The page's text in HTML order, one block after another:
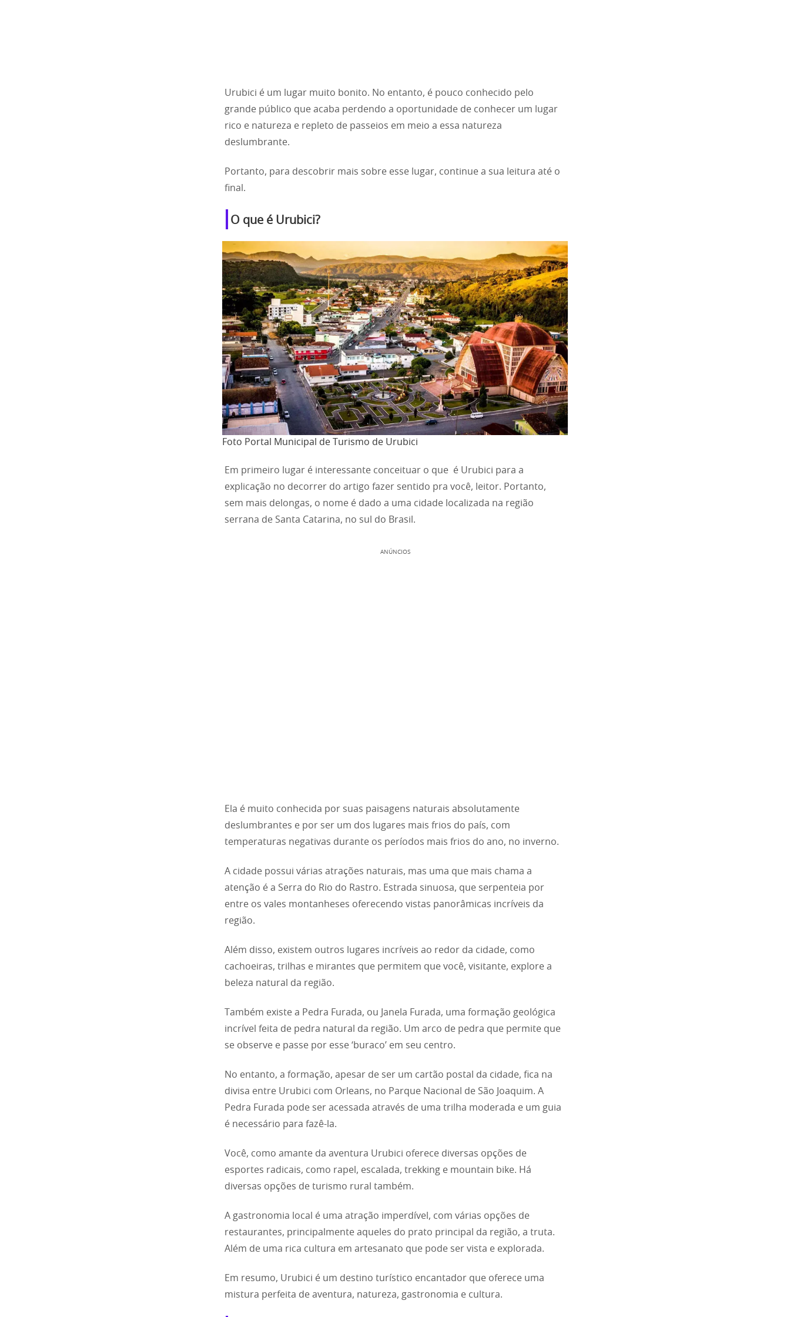
Urubici é um lugar muito bonito. No entanto, é pouco conhecido pelo
grande público que acaba perdendo a oportunidade de conhecer um lugar
rico e natureza e repleto de passeios em meio a essa natureza
deslumbrante.
Portanto, para descobrir mais sobre esse lugar, continue a sua leitura até o
final.
O que é Urubici?
Foto Portal Municipal de Turismo de Urubici
Em primeiro lugar é interessante conceituar o que é Urubici para a
explicação no decorrer do artigo fazer sentido pra você, leitor. Portanto,
sem mais delongas, o nome é dado a uma cidade localizada na região
serrana de Santa Catarina, no sul do Brasil.
ANÚNCIOS
Ela é muito conhecida por suas paisagens naturais absolutamente
deslumbrantes e por ser um dos lugares mais frios do país, com
temperaturas negativas durante os períodos mais frios do ano, no inverno.
A cidade possui várias atrações naturais, mas uma que mais chama a
atenção é a Serra do Rio do Rastro. Estrada sinuosa, que serpenteia por
entre os vales montanheses oferecendo vistas panorâmicas incríveis da
região.
Além disso, existem outros lugares incríveis ao redor da cidade, como
cachoeiras, trilhas e mirantes que permitem que você, visitante, explore a
beleza natural da região.
Também existe a Pedra Furada, ou Janela Furada, uma formação geológica
incrível feita de pedra natural da região. Um arco de pedra que permite que
se observe e passe por esse ‘buraco’ em seu centro.
No entanto, a formação, apesar de ser um cartão postal da cidade, fica na
divisa entre Urubici com Orleans, no Parque Nacional de São Joaquim. A
Pedra Furada pode ser acessada através de uma trilha moderada e um guia
é necessário para fazê-la.
Você, como amante da aventura Urubici oferece diversas opções de
esportes radicais, como rapel, escalada, trekking e mountain bike. Há
diversas opções de turismo rural também.
A gastronomia local é uma atração imperdível, com várias opções de
restaurantes, principalmente aqueles do prato principal da região, a truta.
Além de uma rica cultura em artesanato que pode ser vista e explorada.
Em resumo, Urubici é um destino turístico encantador que oferece uma
mistura perfeita de aventura, natureza, gastronomia e cultura.